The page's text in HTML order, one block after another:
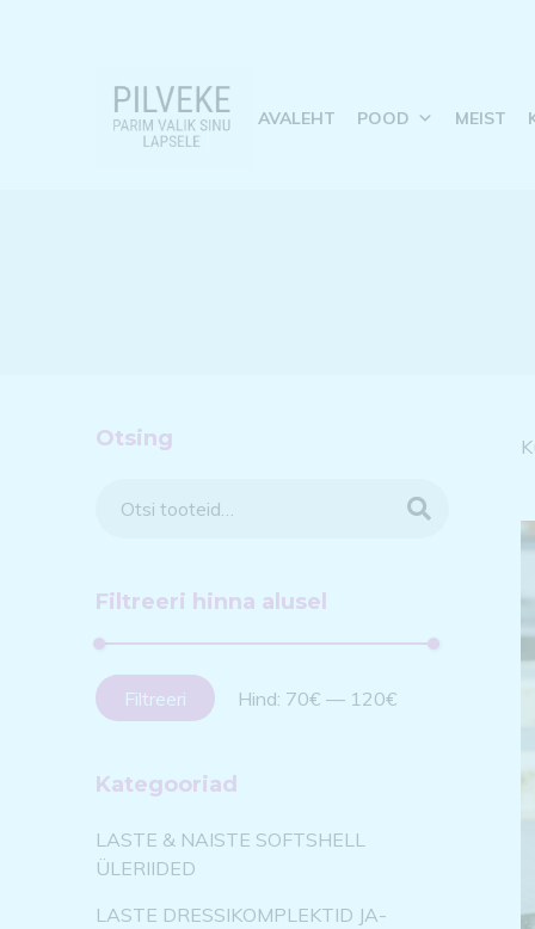
AVALEHT POOD MEIST
Otsing
otsing
Filtreeri hinna alusel
Filtreeri Hind: 70€ — 120€
Kategooriad
LASTE & NAISTE SOFTSHELL
ÜLERIIDED
LASTE DRESSIKOMPLEKTID JA-